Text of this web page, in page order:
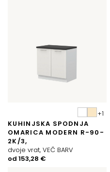
KUHINJSKA SPODNJA
OMARICA MODERN R-90-
2K/3,
dvoje vrat, VEČ BARV
od 153,28 €